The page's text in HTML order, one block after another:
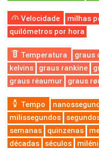
Velocidade milhas
quilómetros por hora
Temperatura graus
kelvins
graus rankine
graus réaumur
graus
Tempo
milissegundos
semanas
quinzenas
décadas
séculos